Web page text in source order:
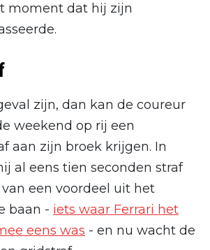
moment dat hij zijn
zijn, dan kan de coureur
weekend op rij een
aan zijn broek krijgen. In
al eens tien seconden straf
een voordeel uit het
baan - iets waar Ferrari het
eens was - en nu wacht de